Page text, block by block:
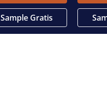
Sample Gratis